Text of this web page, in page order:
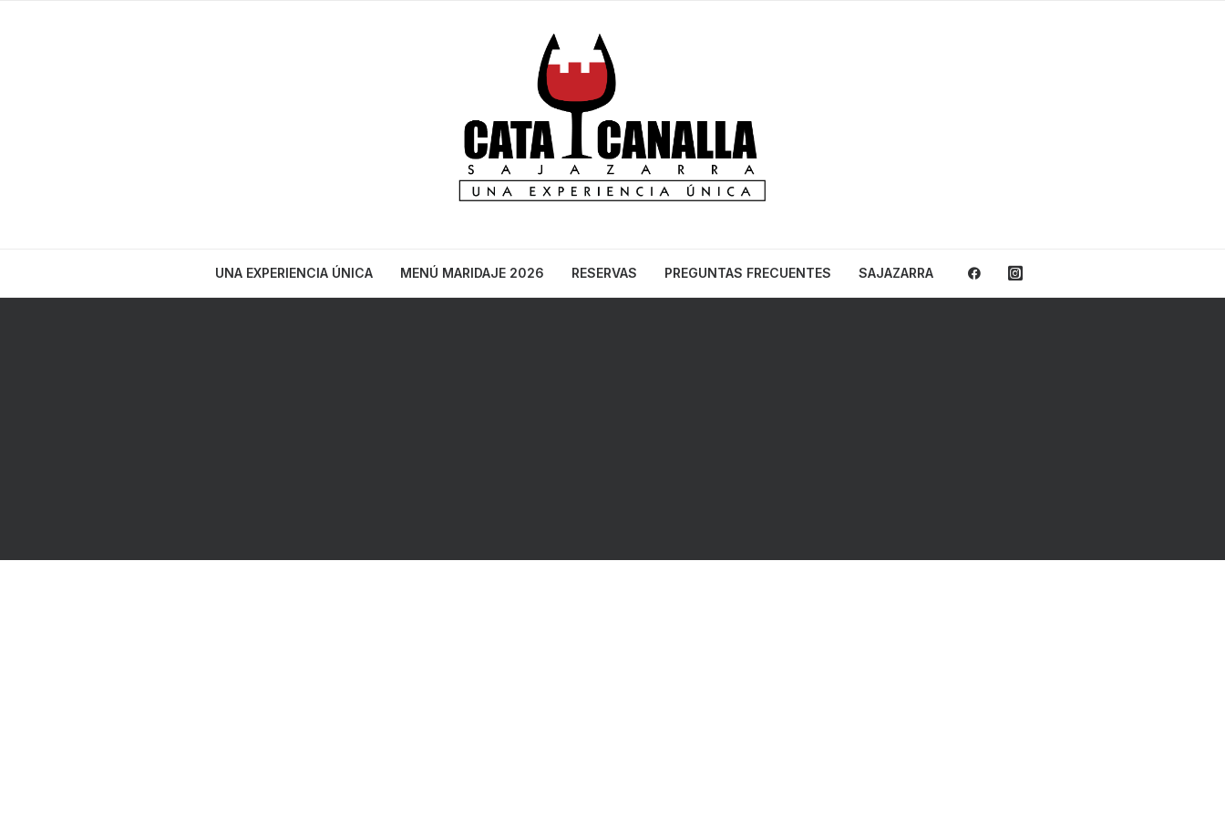
UNA EXPERIENCIA ÚNICA MENÚ MARIDAJE 2026 RESERVAS PREGUNTAS FRECUENTES SAJAZARRA